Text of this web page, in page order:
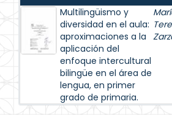
Multilingüismo y
diversidad en el aula:
aproximaciones a la
aplicación del
enfoque intercultural
bilingüe en el área de
lengua, en primer
grado de primaria.